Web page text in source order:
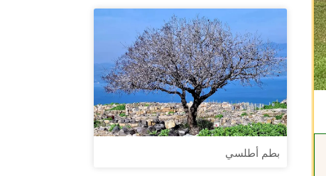
بطم أطلسي